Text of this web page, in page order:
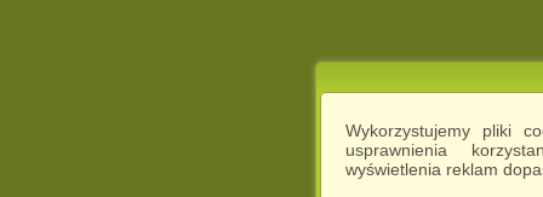
Wykorzystujemy pliki
usprawnienia
wyświetlenia reklam